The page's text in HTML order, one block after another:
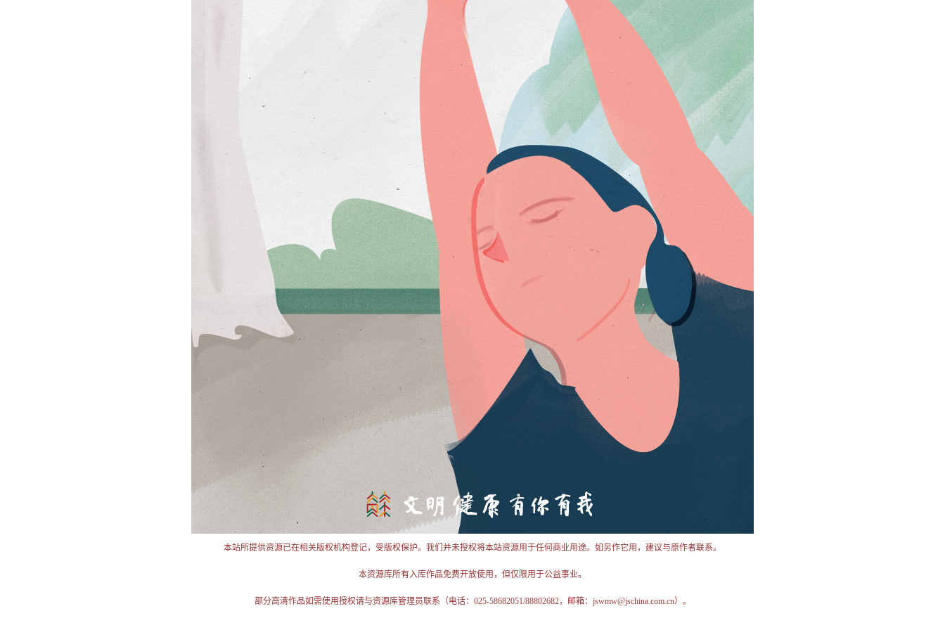
本站所提供资源已在相关版权机构登记，受版权保护。我们并未授权将本站资源用于任何商业用途。如另作它用，建议与原作者联系。
本资源库所有入库作品免费开放使用，但仅限用于公益事业。
部分高清作品如需使用授权请与资源库管理员联系（电话：025-58682051/88802682，邮箱：jswmw@jschina.com.cn）。